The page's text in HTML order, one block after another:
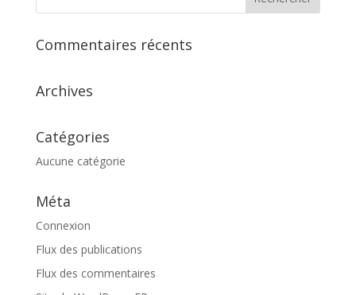
Commentaires récents
Archives
Catégories
Aucune catégorie
Méta
Connexion
Flux des publications
Flux des commentaires